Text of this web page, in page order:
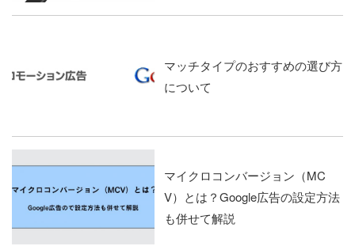
マッチタイプのおすすめの選び方
について
マイクロコンバージョン（MC
V）とは？Google広告の設定方法
も併せて解説